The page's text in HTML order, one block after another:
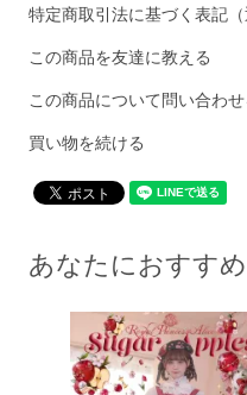
特定商取引法に基づく表記（
この商品を友達に教える
この商品について問い合わせ
買い物を続ける
あなたにおすす